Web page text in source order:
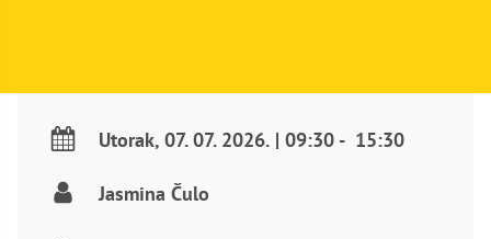
Utorak, 07. 07. 2026. | 09:30 - 15:30
Jasmina Čulo